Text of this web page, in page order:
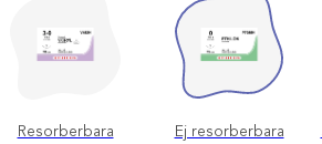
Resorberbara
Ej resorberbara